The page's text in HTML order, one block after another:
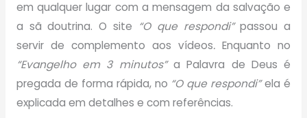
em qualquer lugar com a mensagem da salvação e
a sã doutrina. O site “O que respondi”passou a
servir de complemento aos vídeos. Enquanto no
“Evangelho em 3 minutos”a Palavra de Deus é
pregada de forma rápida, no “O que respondi”ela é
explicada em detalhes e com referências.